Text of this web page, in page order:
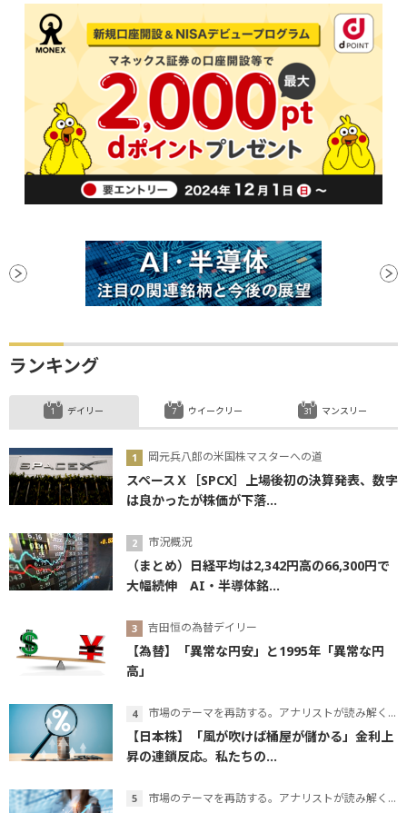
ランキング
デイリー
岡元兵八郎の米国株マスターへの道
スペースＸ［SPCX］上場後初の決算発表、数字
は良かったが株価が下落...
市況概況
（まとめ）日経平均は2,342円高の66,300円で
大幅続伸 AI・半導体銘...
吉田恒の為替デイリー
【為替】「異常な円安」と1995年「異常な円
高」
市場のテーマを再訪する。アナリストが読み解くテーマの本質
【日本株】「風が吹けば桶屋が儲かる」金利上
昇の連鎖反応。私たちの...
市場のテーマを再訪する。アナリストが読み解くテーマの本質
ウイークリー マンスリー